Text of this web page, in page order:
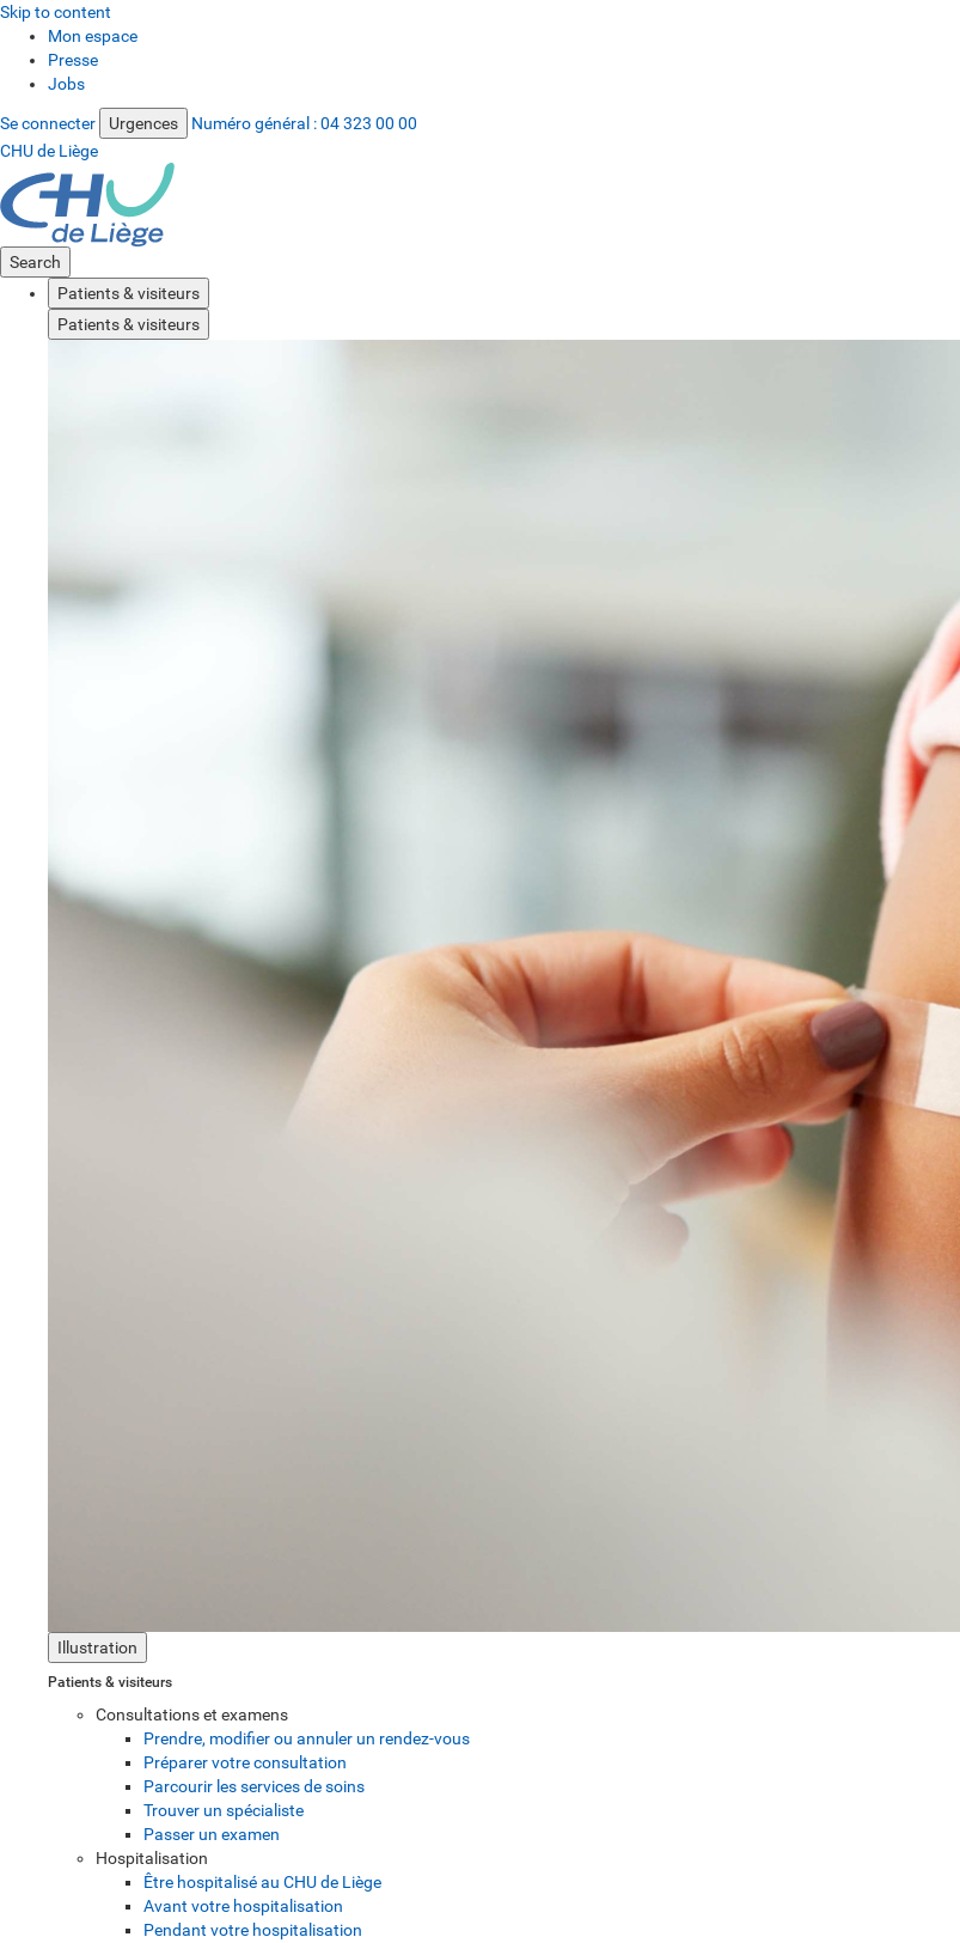
Skip to content
Mon espace
Presse
Jobs
Se connecter Urgences Numéro général :04 323 00 00
CHU de Liège
Search
Patients & visiteurs
Patients & visiteurs
Illustration
Patients & visiteurs
Consultations et examens
Prendre, modifier ou annuler un rendez-vous
Préparer votre consultation
Parcourir les services de soins
Trouver un spécialiste
Passer un examen
Hospitalisation
Être hospitalisé au CHU de Liège
Avant votre hospitalisation
Pendant votre hospitalisation